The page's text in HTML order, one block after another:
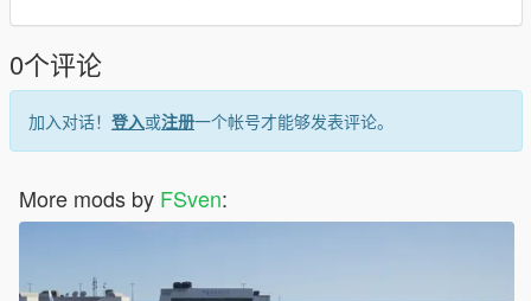
0个评论
加入对话！ 登入或注册一个帐号才能够发表评论。
More mods by FSven: